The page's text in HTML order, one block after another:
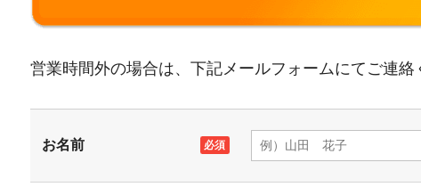
営業時間外の場合は、下記メールフォームにてご連絡
お名前